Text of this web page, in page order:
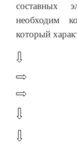
составных
необходим
который